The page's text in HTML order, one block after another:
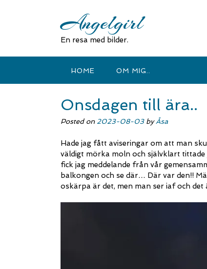
Angelgirl
En resa med bilder.
HOME OM MIG..
Onsdagen till ära..
Posted on 2023-08-03byÅsa
Hade jag fått aviseringar om att man
väldigt mörka moln och självklart tittade
fick jag meddelande från vår
balkongen och se där… Där var den!!
oskärpa är det, men man ser iaf och det